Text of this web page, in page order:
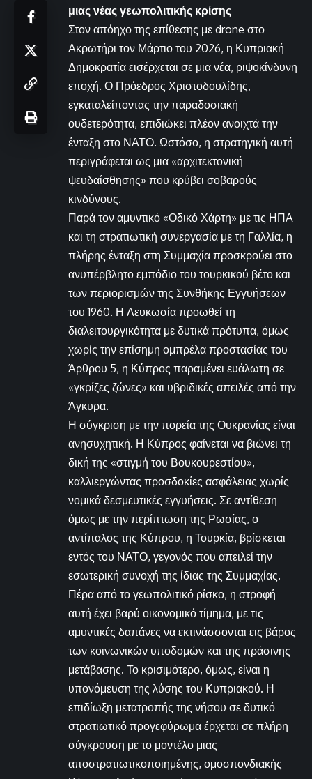
μιας νέας γεωπολιτικής κρίσης
Στον απόηχο της επίθεσης με drone στο
Ακρωτήρι τον Μάρτιο του 2026, η Κυπριακή
Δημοκρατία εισέρχεται σε μια νέα, ριψοκίνδυνη
εποχή. Ο Πρόεδρος Χριστοδουλίδης,
εγκαταλείποντας την παραδοσιακή
ουδετερότητα, επιδιώκει πλέον ανοιχτά την
ένταξη στο ΝΑΤΟ. Ωστόσο, η στρατηγική αυτή
περιγράφεται ως μια «αρχιτεκτονική
ψευδαίσθησης» που κρύβει σοβαρούς
κινδύνους.
Παρά τον αμυντικό «Οδικό Χάρτη» με τις ΗΠΑ
και τη στρατιωτική συνεργασία με τη Γαλλία, η
πλήρης ένταξη στη Συμμαχία προσκρούει στο
ανυπέρβλητο εμπόδιο του τουρκικού βέτο και
των περιορισμών της Συνθήκης Εγγυήσεων
του 1960. Η Λευκωσία προωθεί τη
διαλειτουργικότητα με δυτικά πρότυπα, όμως
χωρίς την επίσημη ομπρέλα προστασίας του
Άρθρου 5, η Κύπρος παραμένει ευάλωτη σε
«γκρίζες ζώνες» και υβριδικές απειλές από την
Άγκυρα.
Η σύγκριση με την πορεία της Ουκρανίας είναι
ανησυχητική. Η Κύπρος φαίνεται να βιώνει τη
δική της «στιγμή του Βουκουρεστίου»,
καλλιεργώντας προσδοκίες ασφάλειας χωρίς
νομικά δεσμευτικές εγγυήσεις. Σε αντίθεση
όμως με την περίπτωση της Ρωσίας, ο
αντίπαλος της Κύπρου, η Τουρκία, βρίσκεται
εντός του ΝΑΤΟ, γεγονός που απειλεί την
εσωτερική συνοχή της ίδιας της Συμμαχίας.
Πέρα από το γεωπολιτικό ρίσκο, η στροφή
αυτή έχει βαρύ οικονομικό τίμημα, με τις
αμυντικές δαπάνες να εκτινάσσονται εις βάρος
των κοινωνικών υποδομών και της πράσινης
μετάβασης. Το κρισιμότερο, όμως, είναι η
υπονόμευση της λύσης του Κυπριακού. Η
επιδίωξη μετατροπής της νήσου σε δυτικό
στρατιωτικό προγεφύρωμα έρχεται σε πλήρη
σύγκρουση με το μοντέλο μιας
αποστρατιωτικοποιημένης, ομοσπονδιακής